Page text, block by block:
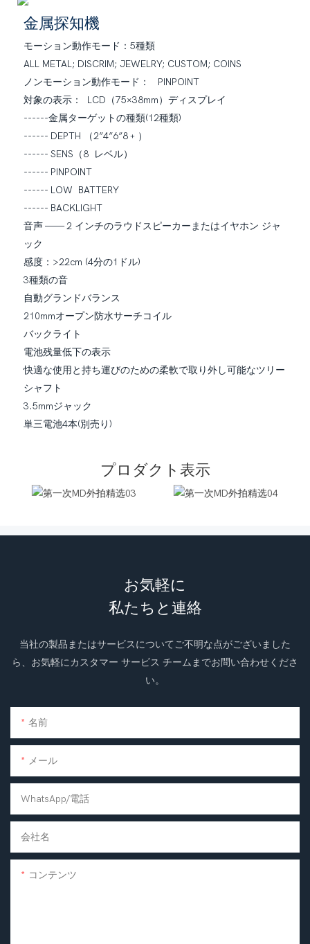
金属探知機
モーション動作モード：5種類
ALL METAL; DISCRIM; JEWELRY; CUSTOM; COINS
ノンモーション動作モード： PINPOINT
対象の表示： LCD（75×38mm）ディスプレイ
------金属ターゲットの種類(12種類)
------ DEPTH （2”4”6”8﹢）
------ SENS（8 レベル）
------ PINPOINT
------ LOW BATTERY
------ BACKLIGHT
音声 —— 2 インチのラウドスピーカーまたはイヤホン ジャ
ック
感度：>22cm (4分の1ドル)
3種類の音
自動グランドバランス
210mmオープン防水サーチコイル
バックライト
電池残量低下の表示
快適な使用と持ち運びのための柔軟で取り外し可能なツリー
シャフト
3.5mmジャック
単三電池4本(別売り)
プロダクト表示
お気軽に
私たちと連絡
当社の製品またはサービスについてご不明な点がございました
ら、お気軽にカスタマー サービス チームまでお問い合わせくださ
い。
名前
メール
WhatsApp/電話
会社名
コンテンツ